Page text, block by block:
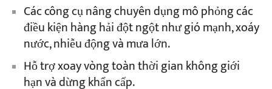
Các công cụ nâng chuyên dụng mô phỏng các
điều kiện hàng hải đột ngột như gió mạnh, xoáy
nước, nhiễu động và mưa lớn.
Hỗ trợ xoay vòng toàn thời gian không giới
hạn và dừng khẩn cấp.